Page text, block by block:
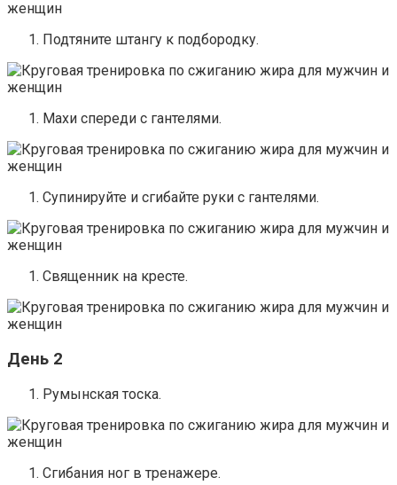
Подтяните штангу к подбородку.
Махи спереди с гантелями.
Супинируйте и сгибайте руки с гантелями.
Священник на кресте.
День 2
Румынская тоска.
Сгибания ног в тренажере.